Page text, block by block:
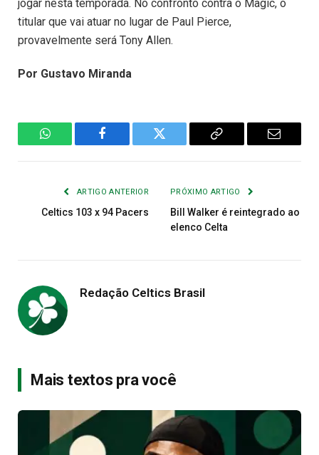
jogar nesta temporada. No confronto contra o Magic, o
titular que vai atuar no lugar de Paul Pierce,
provavelmente será Tony Allen.
Por Gustavo Miranda
WhatsAppFacebook Twitter
Copiar
E-
ARTIGO ANTERIOR
Celtics 103 x 94 Pacers
PRÓXIMO ARTIGO
Bill Walker é reintegrado ao
elenco Celta
Redação Celtics Brasil
Mais textos pra você